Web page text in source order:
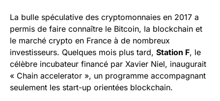
La bulle spéculative des cryptomonnaies en 2017 a
permis de faire connaître le Bitcoin, la blockchain et
le marché crypto en France à de nombreux
investisseurs. Quelques mois plus tard, Station F, le
célèbre incubateur financé par Xavier Niel, inaugurait
« Chain accelerator », un programme accompagnant
seulement les start-up orientées blockchain.